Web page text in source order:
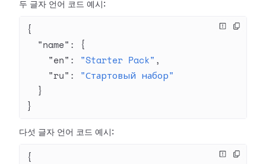
두 글자 언어 코드 예시:
{
  "name"
: {
    "en"
: "Starter Pack" ,
    "ru"
: "Стартовый набор"
  }
}
다섯 글자 언어 코드 예시:
{